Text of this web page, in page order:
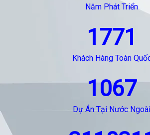
Năm Phát Triển
1771
Khách Hàng Toàn
1067
Dự Án Tại Nước Ngoài